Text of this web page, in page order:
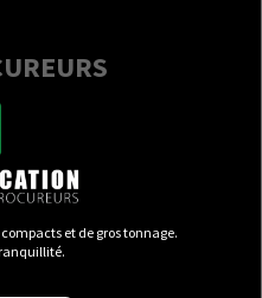
et de gros tonnage.